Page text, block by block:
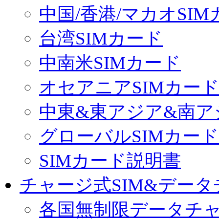
中国/香港/マカオSIM
台湾SIMカード
中南米SIMカード
オセアニアSIMカード
中東&東アジア&南
グローバルSIMカード
SIMカード説明書
チャージ式SIM&デー
各国無制限データチ